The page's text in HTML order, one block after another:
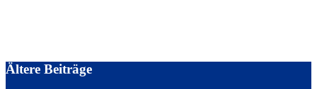
Ältere Beiträge